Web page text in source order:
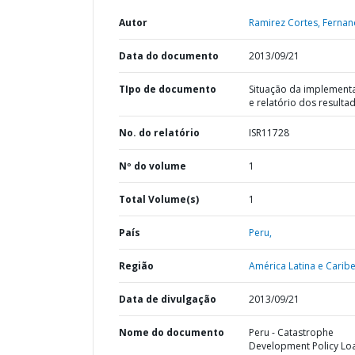
Autor Ramirez Cortes,
Data do documento 2013/09/21
TIpo de documento
Situação da
e relatório dos
No. do relatório ISR11728
Nº do volume 1
Total Volume(s) 1
País Peru,
Região América Latina e
Data de divulgação 2013/09/21
Nome do documento
Peru - Catastrophe
Development Policy